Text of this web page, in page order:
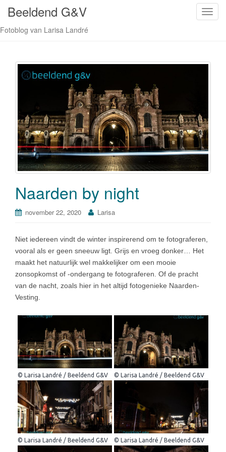
S
k
v
i
g
a
i
Beeldend G&V
Fotoblog van Larisa Landré
Naarden by night
november 22, 2020 Larisa
Niet iedereen vindt de winter inspirerend om te fotograferen,
vooral als er geen sneeuw ligt. Grijs en vroeg donker… Het
maakt het natuurlijk wel makkelijker om een mooie
zonsopkomst of -ondergang te fotograferen. Of de pracht
van de nacht, zoals hier in het altijd fotogenieke Naarden-
Vesting.
© Larisa Landré / Beeldend G&V © Larisa Landré / Beeldend G&V
© Larisa Landré / Beeldend G&V © Larisa Landré / Beeldend G&V